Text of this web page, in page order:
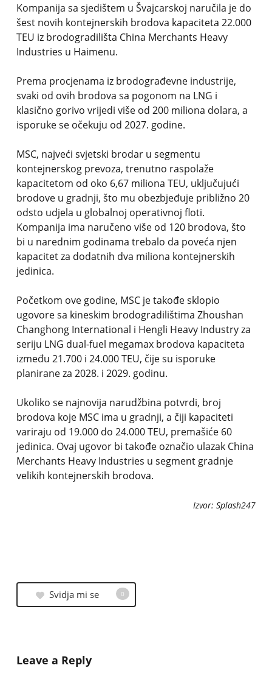
Kompanija sa sjedištem u Švajcarskoj naručila je do
šest novih kontejnerskih brodova kapaciteta 22.000
TEU iz brodogradilišta China Merchants Heavy
Industries u Haimenu.
Prema procjenama iz brodograđevne industrije,
svaki od ovih brodova sa pogonom na LNG i
klasično gorivo vrijedi više od 200 miliona dolara, a
isporuke se očekuju od 2027. godine.
MSC, najveći svjetski brodar u segmentu
kontejnerskog prevoza, trenutno raspolaže
kapacitetom od oko 6,67 miliona TEU, uključujući
brodove u gradnji, što mu obezbjeđuje približno 20
odsto udjela u globalnoj operativnoj floti.
Kompanija ima naručeno više od 120 brodova, što
bi u narednim godinama trebalo da poveća njen
kapacitet za dodatnih dva miliona kontejnerskih
jedinica.
Početkom ove godine, MSC je takođe sklopio
ugovore sa kineskim brodogradilištima Zhoushan
Changhong International i Hengli Heavy Industry za
seriju LNG dual-fuel megamax brodova kapaciteta
između 21.700 i 24.000 TEU, čije su isporuke
planirane za 2028. i 2029. godinu.
Ukoliko se najnovija narudžbina potvrdi, broj
brodova koje MSC ima u gradnji, a čiji kapaciteti
variraju od 19.000 do 24.000 TEU, premašiće 60
jedinica. Ovaj ugovor bi takođe označio ulazak China
Merchants Heavy Industries u segment gradnje
velikih kontejnerskih brodova.
Izvor: Splash247
Svidja mi se 0
Leave a Reply